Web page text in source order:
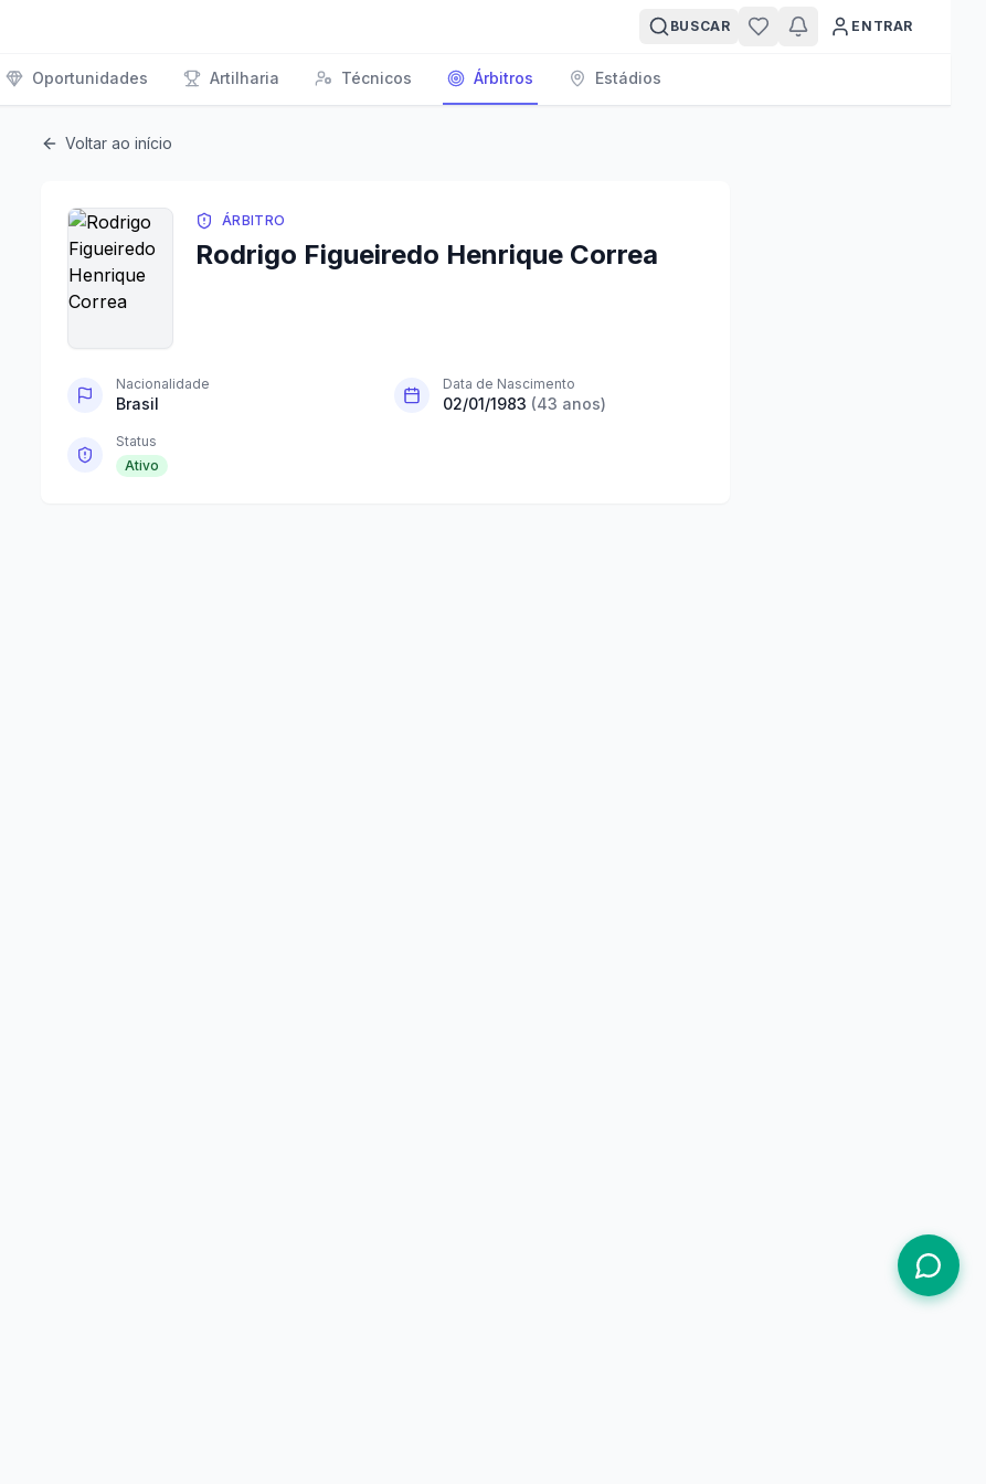
BUSCAR ENTRAR
Oportunidades Artilharia Técnicos Árbitros Estádios
Voltar ao início
ÁRBITRO
Rodrigo Figueiredo Henrique Correa
Nacionalidade
Brasil
Data de Nascimento
02/01/1983 (43 anos)
Status
Ativo